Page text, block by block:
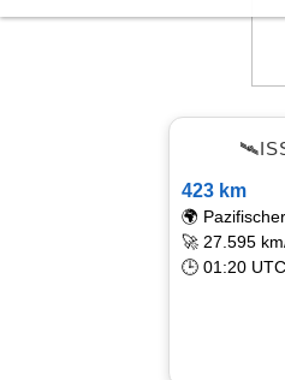
423 km
🌍
🚀 27.595
🕒 01:20 UTC